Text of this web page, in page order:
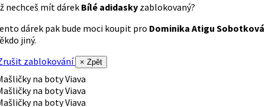
nechceš mít dárek Bílé adidasky zablokovaný?
dárek pak bude moci koupit pro Dominika Atigu Sobotková
jiný.
zablokování
× Zpět